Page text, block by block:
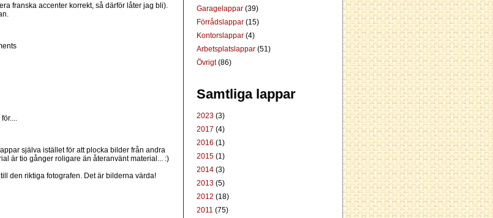
franska accenter korrekt, så därför låter jag bli).
själva istället för att plocka bilder från andra
är tio gånger roligare än återanvänt material... :)
den riktiga fotografen. Det är bilderna värda!
Garagelappar (39)
Förrådslappar (15)
Kontorslappar (4)
Arbetsplatslappar (51)
Övrigt(86)
Samtliga lappar
2023 (3)
2017 (4)
2016 (1)
2015 (1)
2014 (3)
2013 (5)
2012 (18)
2011 (75)